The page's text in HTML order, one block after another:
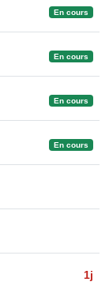
En cours
En cours
En cours
En cours
1j